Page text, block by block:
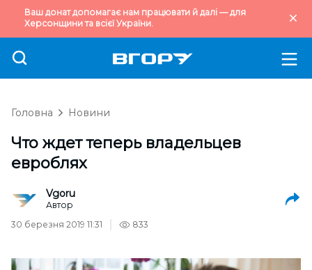
Ваш донат допомагає нам працювати й далі — для
Херсонщини та всієї України.
Головна Новини
Что ждет теперь владельцев
евроблях
Vgoru
Автор
30 березня 2019 11:31
833